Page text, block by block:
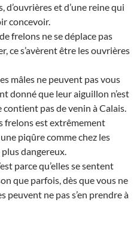
d’ouvrières et d’une reine qui
concevoir.
frelons ne se déplace pas
ce s’avèrent être les ouvrières
mâles ne peuvent pas vous
donné que leur aiguillon n’est
contient pas de venin à Calais.
frelons est extrêmement
piqûre comme chez les
dangereux.
parce qu’elles se sentent
que parfois, dès que vous ne
peuvent ne pas s’en prendre à